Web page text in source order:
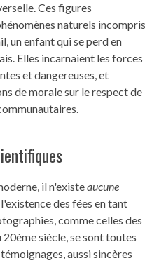
Ces figures
naturels incompris
un enfant qui se perd en
Elles incarnaient les forces
et dangereuses, et
de morale sur le respect de
il n'existeaucune
des fées en tant
comme celles des
siècle, se sont toutes
aussi sincères